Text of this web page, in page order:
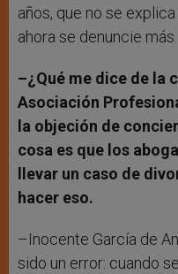
años, que no se
ahora se denuncie más.
–¿Qué me dice de la
Asociación
la objeción de
cosa es que los
llevar un caso de
hacer eso.
–Inocente García de
sido un error: cuando